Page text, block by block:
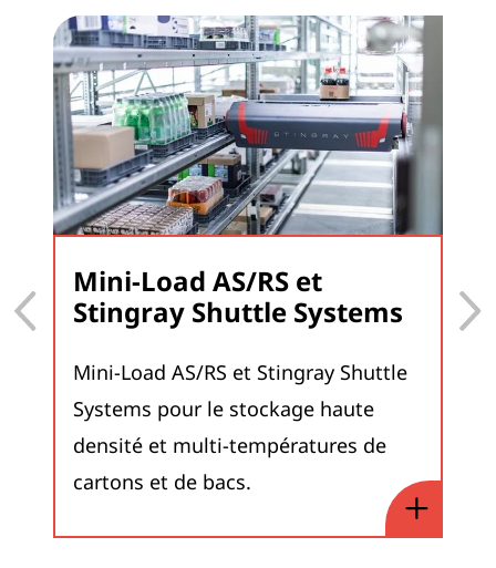
Mini-Load AS/RS et
Stingray Shuttle Systems
Mini-Load AS/RS et Stingray Shuttle
Systems pour le stockage haute
densité et multi-températures de
cartons et de bacs.